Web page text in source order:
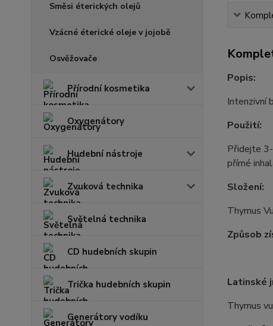
Směsi éterických olejů
Vzácné éterické oleje v jojobě
Osvěžovače
Přírodní kosmetika
Oxygenátory
Hudební nástroje
Zvuková technika
Světelná technika
CD hudebních skupin
Trička hudebních skupin
Generátory vodíku
Popis:
Intenzivní
Použití:
Přidejte
přímé
Složení:
Thymus
Způsob
Latinské
Thymus